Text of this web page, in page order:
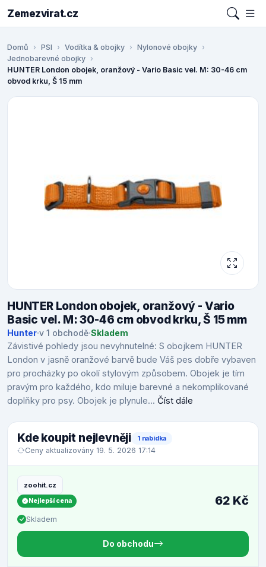
Zemezvirat.cz
Domů PSI Vodítka & obojky
Nylonové obojky
Jednobarevné obojky
HUNTER London obojek, oranžový - Vario Basic vel. M: 30-46 cm
obvod krku, Š 15 mm
HUNTER London obojek, oranžový - Vario
Basic vel. M: 30-46 cm obvod krku, Š 15 mm
Hunter·v 1 obchodě·Skladem
Závistivé pohledy jsou nevyhnutelné: S obojkem HUNTER
London v jasně oranžové barvě bude Váš pes dobře vybaven
pro procházky po okolí stylovým způsobem. Obojek je tím
pravým pro každého, kdo miluje barevné a nekomplikované
doplňky pro psy. Obojek je plynule... Číst dále
Kde koupit nejlevněji 1 nabídka
Ceny aktualizovány 19. 5. 2026 17:14
zoohit.cz
Nejlepší cena
Skladem
62 Kč
Do obchodu